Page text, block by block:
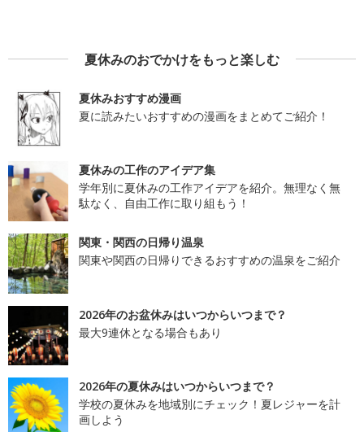
夏休みのおでかけをもっと楽しむ
夏休みおすすめ漫画
夏に読みたいおすすめの漫画をまとめてご紹介！
夏休みの工作のアイデア集
学年別に夏休みの工作アイデアを紹介。無理なく無
駄なく、自由工作に取り組もう！
関東・関西の日帰り温泉
関東や関西の日帰りできるおすすめの温泉をご紹介
2026年のお盆休みはいつからいつまで？
最大9連休となる場合もあり
2026年の夏休みはいつからいつまで？
学校の夏休みを地域別にチェック！夏レジャーを計
画しよう